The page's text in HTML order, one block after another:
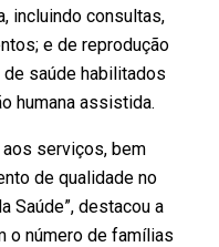
incluindo consultas,
e de reprodução
saúde habilitados
humana assistida.
serviços, bem
de qualidade no
Saúde”, destacou a
o número de famílias